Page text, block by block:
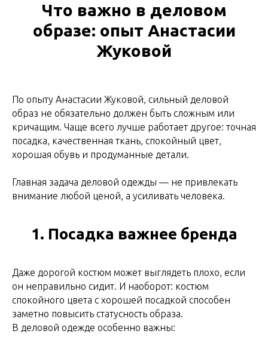
Что важно в деловом
образе: опыт Анастасии
Жуковой
По опыту Анастасии Жуковой, сильный деловой
образ не обязательно должен быть сложным или
кричащим. Чаще всего лучше работает другое: точная
посадка, качественная ткань, спокойный цвет,
хорошая обувь и продуманные детали.
Главная задача деловой одежды — не привлекать
внимание любой ценой, а усиливать человека.
1. Посадка важнее бренда
Даже дорогой костюм может выглядеть плохо, если
он неправильно сидит. И наоборот: костюм
спокойного цвета с хорошей посадкой способен
заметно повысить статусность образа.
В деловой одежде особенно важны: